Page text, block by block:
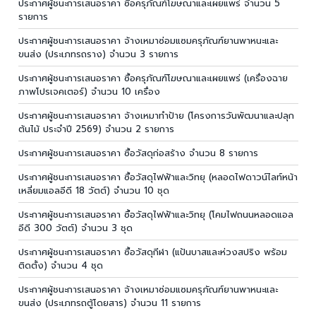
ประกาศผู้ชนะการเสนอราคา ซื้อครุภัณฑ์โฆษณาและเผยแพร่ จำนวน 5
รายการ
ประกาศผู้ชนะการเสนอราคา จ้างเหมาซ่อมแซมครุภัณฑ์ยานพาหนะและ
ขนส่ง (ประเภทรถราง) จำนวน 3 รายการ
ประกาศผู้ชนะการเสนอราคา ซื้อครุภัณฑ์โฆษณาและเผยแพร่ (เครื่องฉาย
ภาพโปรเจคเตอร์) จำนวน 10 เครื่อง
ประกาศผู้ชนะการเสนอราคา จ้างเหมาทำป้าย (โครงการวันพัฒนาและปลุก
ต้นไม้ ประจำปี 2569) จำนวน 2 รายการ
ประกาศผู้ชนะการเสนอราคา ซื้อวัสดุก่อสร้าง จำนวน 8 รายการ
ประกาศผู้ชนะการเสนอราคา ซื้อวัสดุไฟฟ้าและวิทยุ (หลอดไฟดาวน์ไลท์หน้า
เหลี่ยมแอลอีดี 18 วัตต์) จำนวน 10 ชุด
ประกาศผู้ชนะการเสนอราคา ซื้อวัสดุไฟฟ้าและวิทยุ (โคมไฟถนนหลอดแอล
อีดี 300 วัตต์) จำนวน 3 ชุด
ประกาศผู้ชนะการเสนอราคา ซื้อวัสดุกีฬา (แป้นบาสและห่วงสปริง พร้อม
ติดตั้ง) จำนวน 4 ชุด
ประกาศผู้ชนะการเสนอราคา จ้างเหมาซ่อมแซมครุภัณฑ์ยานพาหนะและ
ขนส่ง (ประเภทรถตู้โดยสาร) จำนวน 11 รายการ